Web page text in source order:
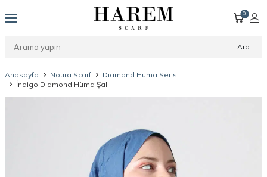
Ara
0
Anasayfa Noura Scarf
Diamond Hüma Serisi
İndigo Diamond Hüma Şal